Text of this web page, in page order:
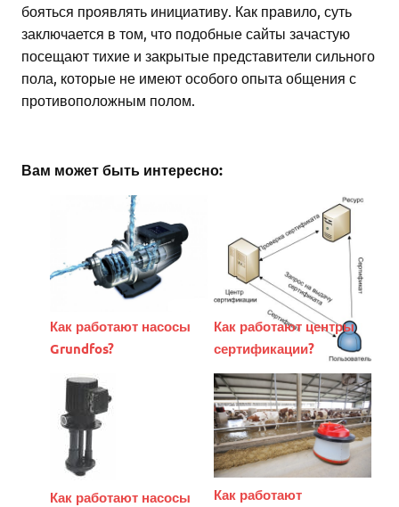
бояться проявлять инициативу. Как правило, суть
заключается в том, что подобные сайты зачастую
посещают тихие и закрытые представители сильного
пола, которые не имеют особого опыта общения с
противоположным полом.
Вам может быть интересно:
Как работают насосы
Grundfos?
Как работают центры
сертификации?
Как работают насосы
Как работают